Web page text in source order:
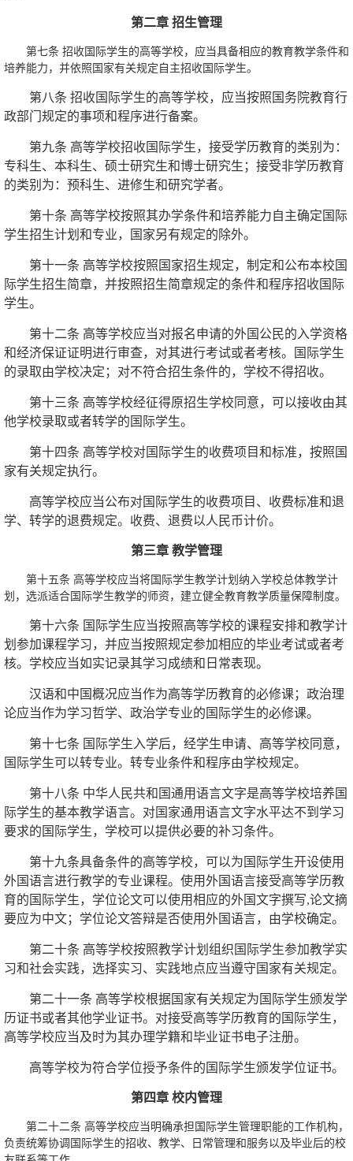
第二章 招生管理
第七条 招收国际学生的高等学校，应当具备相应的教育教学条件和
培养能力，并依照国家有关规定自主招收国际学生。
第八条 招收国际学生的高等学校，应当按照国务院教育行
政部门规定的事项和程序进行备案。
第九条 高等学校招收国际学生，接受学历教育的类别为：
专科生、本科生、硕士研究生和博士研究生；接受非学历教育
的类别为：预科生、进修生和研究学者。
第十条 高等学校按照其办学条件和培养能力自主确定国际
学生招生计划和专业，国家另有规定的除外。
第十一条 高等学校按照国家招生规定，制定和公布本校国
际学生招生简章，并按照招生简章规定的条件和程序招收国际
学生。
第十二条 高等学校应当对报名申请的外国公民的入学资格
和经济保证证明进行审查，对其进行考试或者考核。国际学生
的录取由学校决定；对不符合招生条件的，学校不得招收。
第十三条 高等学校经征得原招生学校同意，可以接收由其
他学校录取或者转学的国际学生。
第十四条 高等学校对国际学生的收费项目和标准，按照国
家有关规定执行。
高等学校应当公布对国际学生的收费项目、收费标准和退
学、转学的退费规定。收费、退费以人民币计价。
第三章 教学管理
第十五条 高等学校应当将国际学生教学计划纳入学校总体教学计
划，选派适合国际学生教学的师资，建立健全教育教学质量保障制度。
第十六条 国际学生应当按照高等学校的课程安排和教学计
划参加课程学习，并应当按照规定参加相应的毕业考试或者考
核。学校应当如实记录其学习成绩和日常表现。
汉语和中国概况应当作为高等学历教育的必修课；政治理
论应当作为学习哲学、政治学专业的国际学生的必修课。
第十七条 国际学生入学后，经学生申请、高等学校同意，
国际学生可以转专业。转专业条件和程序由学校规定。
第十八条 中华人民共和国通用语言文字是高等学校培养国
际学生的基本教学语言。对国家通用语言文字水平达不到学习
要求的国际学生，学校可以提供必要的补习条件。
第十九条具备条件的高等学校，可以为国际学生开设使用
外国语言进行教学的专业课程。使用外国语言接受高等学历教
育的国际学生，学位论文可以使用相应的外国文字撰写,论文摘
要应为中文；学位论文答辩是否使用外国语言，由学校确定。
第二十条 高等学校按照教学计划组织国际学生参加教学实
习和社会实践，选择实习、实践地点应当遵守国家有关规定。
第二十一条 高等学校根据国家有关规定为国际学生颁发学
历证书或者其他学业证书。对接受高等学历教育的国际学生，
高等学校应当及时为其办理学籍和毕业证书电子注册。
高等学校为符合学位授予条件的国际学生颁发学位证书。
第四章 校内管理
第二十二条 高等学校应当明确承担国际学生管理职能的工作机构，
负责统筹协调国际学生的招收、教学、日常管理和服务以及毕业后的校